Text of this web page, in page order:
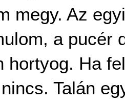
megy. Az
a pucér
hortyog. Ha
Talán